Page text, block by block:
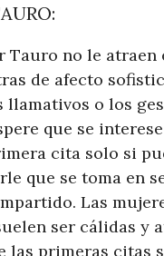
Tauro no le atraen
de afecto
o los
que se
cita solo si
que se toma en
Las
ser cálidas y
las primeras citas